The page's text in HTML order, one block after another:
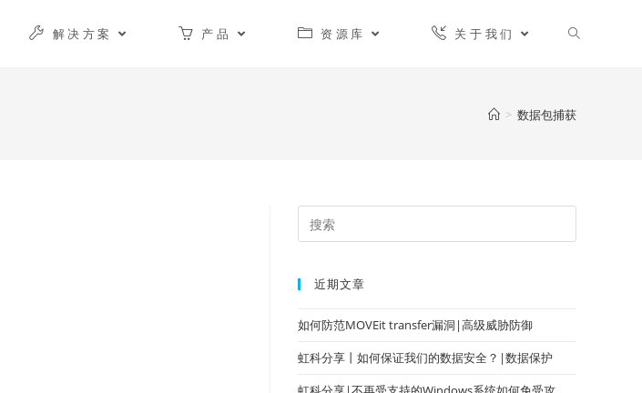
解决方案 产品 资源库 关于我们
> 数据包捕获
近期文章
如何防范MOVEit transfer漏洞|高级威胁防御
虹科分享丨如何保证我们的数据安全？|数据保护